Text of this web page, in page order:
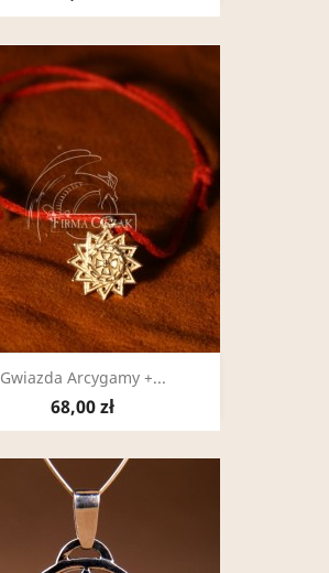
Gwiazda Arcygamy +...
68,00 zł